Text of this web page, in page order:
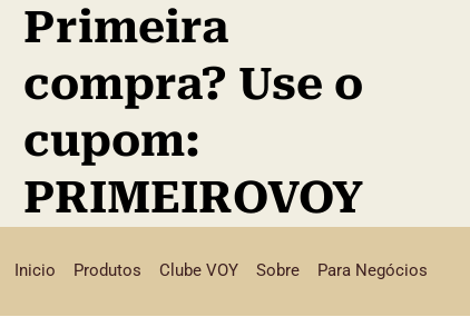
Inicio Produtos Clube VOY Sobre Para Negócios
Primeira
compra? Use o
cupom:
PRIMEIROVOY